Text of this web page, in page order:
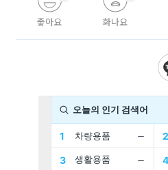
좋아요 화나요